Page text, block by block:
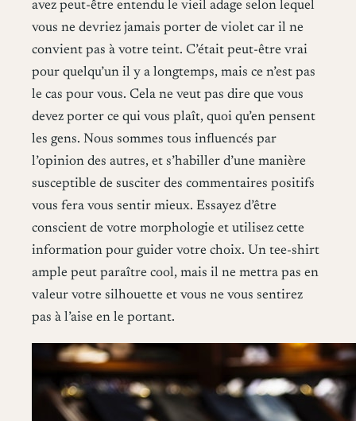
avez peut-être entendu le vieil adage selon lequel
vous ne devriez jamais porter de violet car il ne
convient pas à votre teint. C’était peut-être vrai
pour quelqu’un il y a longtemps, mais ce n’est pas
le cas pour vous. Cela ne veut pas dire que vous
devez porter ce qui vous plaît, quoi qu’en pensent
les gens. Nous sommes tous influencés par
l’opinion des autres, et s’habiller d’une manière
susceptible de susciter des commentaires positifs
vous fera vous sentir mieux. Essayez d’être
conscient de votre morphologie et utilisez cette
information pour guider votre choix. Un tee-shirt
ample peut paraître cool, mais il ne mettra pas en
valeur votre silhouette et vous ne vous sentirez
pas à l’aise en le portant.